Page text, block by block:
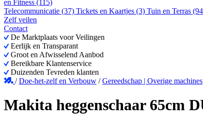
en Fitness (115)
Telecommunicatie (37) Tickets en Kaartjes (3) Tuin en Terras
Zelf veilen
Contact
De Marktplaats voor Veilingen
Eerlijk en Transparant
Groot en Afwisselend Aanbod
Bereikbare Klantenservice
Duizenden Tevreden klanten
/Doe-het-zelf en Verbouw /Gereedschap | Overige machines
Makita heggenschaar 65cm